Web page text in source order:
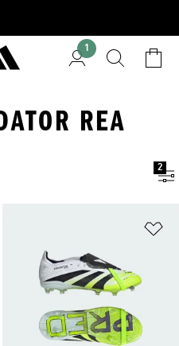
1
REA
2